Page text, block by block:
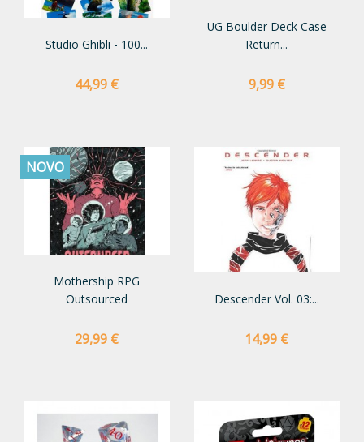
Studio Ghibli - 100...
Preço
44,99 €
UG Boulder Deck Case
Return...
Preço
9,99 €
Mothership RPG
Outsourced
Preço
29,99 €
NOVO
Descender Vol. 03:...
Preço
14,99 €